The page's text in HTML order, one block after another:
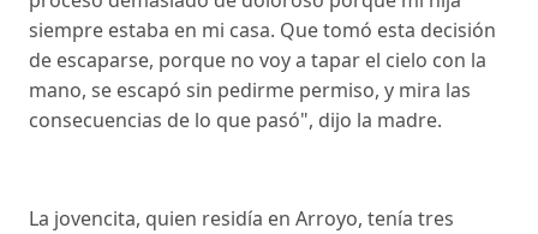
siempre estaba en mi casa. Que tomó esta decisión
de escaparse, porque no voy a tapar el cielo con la
mano, se escapó sin pedirme permiso, y mira las
consecuencias de lo que pasó", dijo la madre.
La jovencita, quien residía en Arroyo, tenía tres